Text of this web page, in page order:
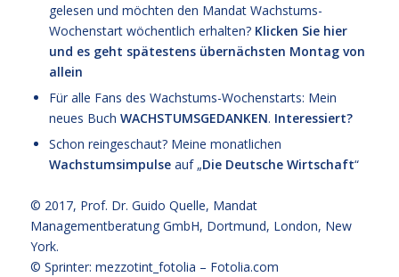
gelesen und möchten den Mandat Wachstums-
Wochenstart wöchentlich erhalten? Klicken Sie hier
und es geht spätestens übernächsten Montag von
allein
Für alle Fans des Wachstums-Wochenstarts: Mein
neues Buch WACHSTUMSGEDANKEN. Interessiert?
Schon reingeschaut? Meine monatlichen
Wachstumsimpulseauf „Die Deutsche Wirtschaft“
© 2017, Prof. Dr. Guido Quelle, Mandat
Managementberatung GmbH, Dortmund, London, New
York.
© Sprinter: mezzotint_fotolia – Fotolia.com